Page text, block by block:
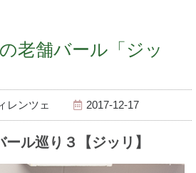
老舗バール「ジッ
レンツェ 2017-12-17
ル巡り３【ジッリ】